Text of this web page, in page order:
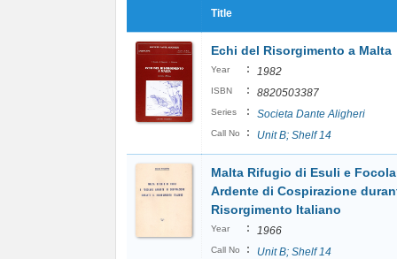
Title
Echi del Risorgimento a Malta
Year : 1982
ISBN : 8820503387
Series : Societa Dante Aligheri
Call No : Unit B; Shelf 14
Malta Rifugio di Esuli e
Ardente di Cospirazione
Risorgimento Italiano
Year : 1966
Call No : Unit B; Shelf 14